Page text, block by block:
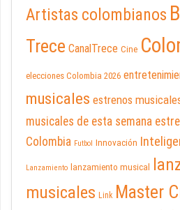
Artistas colombianos
Trece CanalTrece Cine
elecciones Colombia 2026
musicales estrenos
musicales de esta semana
Colombia Futbol Innovación
Lanzamiento lanzamiento musical
musicales Link Master